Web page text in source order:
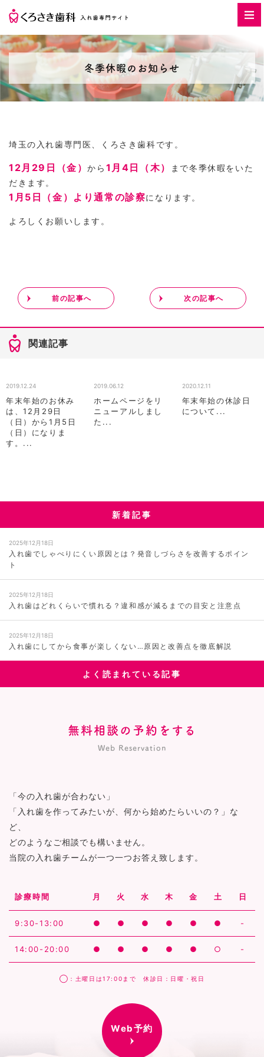
冬季休暇のお知らせ
埼玉の入れ歯専門医、くろさき歯科です。
12月29日（金）から 1月4日（木）
まで冬季休暇をいた
だきます。
1月5日（金）より通常の診察になります。
よろしくお願いします。
前の記事へ 次の記事へ
関連記事
2019.12.24
年末年始のお休み
は、12月29日
（日）から1月5日
（日）になりま
す。...
2019.06.12
ホームページをリ
ニューアルしまし
た...
2020.12.11
年末年始の休診日
について...
新着記事
2025年12月18日
入れ歯でしゃべりにくい原因とは？発音しづらさを改善するポイン
ト
2025年12月18日
入れ歯はどれくらいで慣れる？違和感が減るまでの目安と注意点
2025年12月18日
入れ歯にしてから食事が楽しくない…原因と改善点を徹底解説
よく読まれている記事
無料相談の予約をする
Web Reservation
「今の入れ歯が合わない」
「入れ歯を作ってみたいが、何から始めたらいいの？」な
ど、
どのようなご相談でも構いません。
当院の入れ歯チームが一つ一つお答え致します。
診療時間 月 火 水 木 金 土 日
9:30-13:00 ● ● ● ● ● ● -
14:00-20:00 ● ● ● ● ● ○ -
◯：土曜日は17:00まで 休診日：日曜・祝日
Web予約